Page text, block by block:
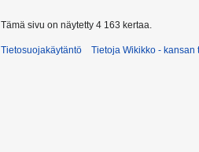
Tämä sivu on näytetty 4 163 kertaa.
Tietosuojakäytäntö Tietoja Wikikko - kansan